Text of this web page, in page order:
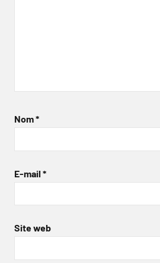
Nom*
E-mail *
Site web